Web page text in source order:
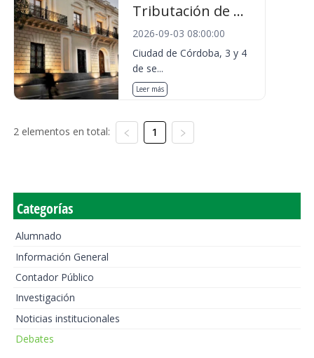
Tributación de ...
2026-09-03 08:00:00
Ciudad de Córdoba, 3 y 4
de se...
Leer más
2 elementos en total: 1
Categorías
Alumnado
Información General
Contador Público
Investigación
Noticias institucionales
Debates